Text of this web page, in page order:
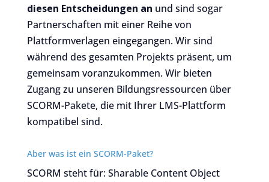
diesen Entscheidungen an und sind sogar
Partnerschaften mit einer Reihe von
Plattformverlagen eingegangen. Wir sind
während des gesamten Projekts präsent, um
gemeinsam voranzukommen. Wir bieten
Zugang zu unseren Bildungsressourcen über
SCORM-Pakete, die mit Ihrer LMS-Plattform
kompatibel sind.
Aber was ist ein SCORM-Paket?
SCORM steht für: Sharable Content Object